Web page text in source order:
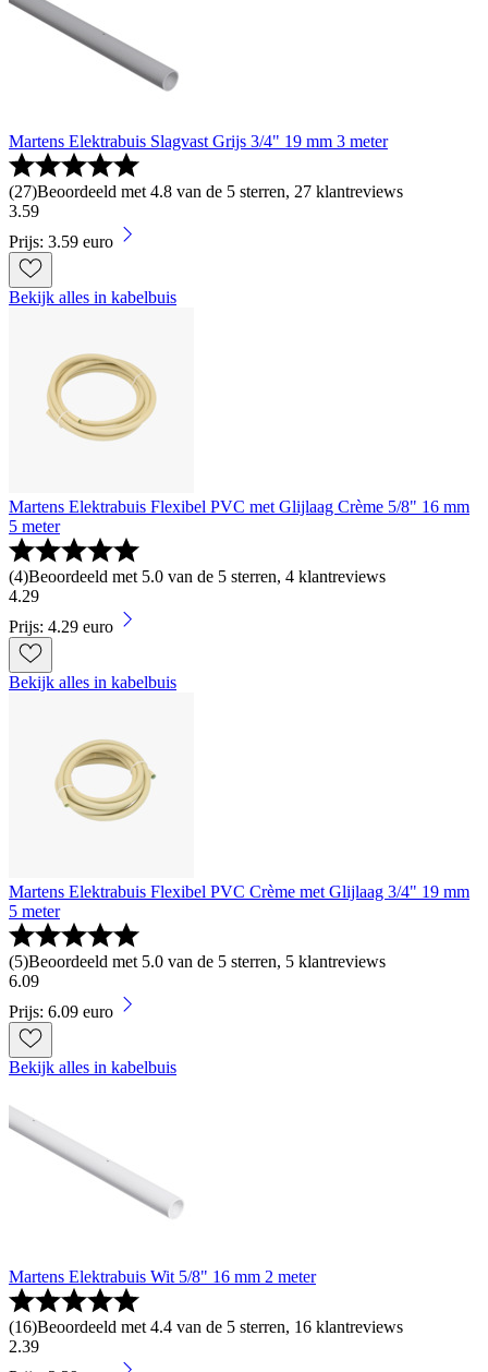
Martens Elektrabuis Slagvast Grijs 3/4" 19 mm 3 meter
(27)Beoordeeld met 4.8 van de 5 sterren, 27 klantreviews
3.59
Prijs: 3.59 euro
Bekijk alles in kabelbuis
Martens Elektrabuis Flexibel PVC met Glijlaag Crème 5/8" 16 mm
5 meter
(4)Beoordeeld met 5.0 van de 5 sterren, 4 klantreviews
4.29
Prijs: 4.29 euro
Bekijk alles in kabelbuis
Martens Elektrabuis Flexibel PVC Crème met Glijlaag 3/4" 19 mm
5 meter
(5)Beoordeeld met 5.0 van de 5 sterren, 5 klantreviews
6.09
Prijs: 6.09 euro
Bekijk alles in kabelbuis
Martens Elektrabuis Wit 5/8" 16 mm 2 meter
(16)Beoordeeld met 4.4 van de 5 sterren, 16 klantreviews
2.39